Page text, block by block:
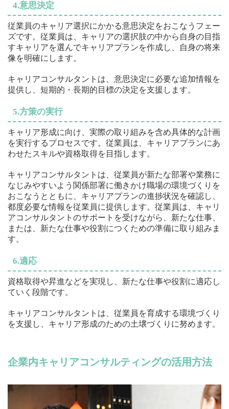
4.意思決定
従業員のキャリア選択にかかる意思決定をおこなうフェー
ズです。従業員は、キャリアの選択肢の中から自身の目指
すキャリアを選んでキャリアプランを作成し、自身の将来
像を明確にします。
キャリアコンサルタントは、意思決定に必要な追加情報を
提供し、短期的・長期的目標の決定を支援します。
5.方策の実行
キャリア形成に向け、実際の取り組みを含め具体的な計画
を実行するプロセスです。従業員は、キャリアプランにあ
わせたスキルや資格取得を目指します。
キャリアコンサルタントは、従業員が新たな部署や業務に
なじみやすいよう関係部署に働きかけ職場の環境づくりを
おこなうとともに、キャリアプランの進捗状況を確認し、
都度必要な情報を従業員に提供します。従業員は、キャリ
アコンサルタントのサポートを受けながら、新たな仕事、
または、新たな仕事や役割につくための準備に取り組みま
す。
6.適応
資格取得や昇進などを実現し、新たな仕事や役割に適応し
ていく段階です。
キャリアコンサルタントは、従業員を育成する環境づくり
を支援し、キャリア形成のための土壌づくりに努めます。
企業内キャリアコンサルティングの活用方法